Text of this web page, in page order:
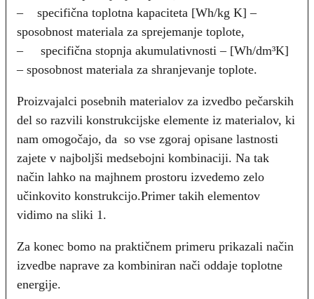
– specifična toplotna kapaciteta [Wh/kg K] –
sposobnost materiala za sprejemanje toplote,
– specifična stopnja akumulativnosti – [Wh/dm³K]
– sposobnost materiala za shranjevanje toplote.
Proizvajalci posebnih materialov za izvedbo pečarskih
del so razvili konstrukcijske elemente iz materialov, ki
nam omogočajo, da so vse zgoraj opisane lastnosti
zajete v najboljši medsebojni kombinaciji. Na tak
način lahko na majhnem prostoru izvedemo zelo
učinkovito konstrukcijo.Primer takih elementov
vidimo na sliki 1.
Za konec bomo na praktičnem primeru prikazali način
izvedbe naprave za kombiniran nači oddaje toplotne
energije.